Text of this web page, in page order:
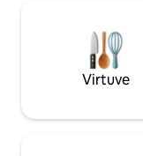
paraplanierisma,
ATV pakalpojumi.
Virtuve